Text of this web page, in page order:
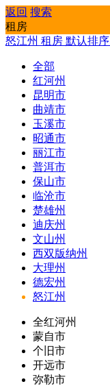
返回 搜索
租房
怒江州 租房 默认排序
全部
红河州
昆明市
曲靖市
玉溪市
昭通市
丽江市
普洱市
保山市
临沧市
楚雄州
迪庆州
文山州
西双版纳州
大理州
德宏州
怒江州
全红河州
蒙自市
个旧市
开远市
弥勒市